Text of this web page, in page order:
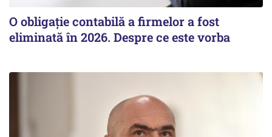
O obligație contabilă a firmelor a fost
eliminată în 2026. Despre ce este vorba